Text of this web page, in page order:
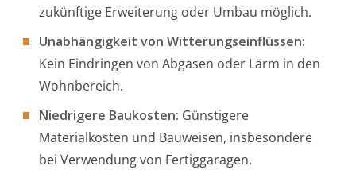
zukünftige Erweiterung oder Umbau möglich.
Unabhängigkeit von Witterungseinflüssen:
Kein Eindringen von Abgasen oder Lärm in den
Wohnbereich.
Niedrigere Baukosten: Günstigere
Materialkosten und Bauweisen, insbesondere
bei Verwendung von Fertiggaragen.